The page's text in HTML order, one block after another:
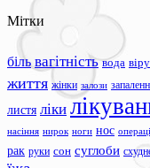
Мітки
біль вагітність вода
життя жінки залози
листя ліки
насіння нирок ноги нос
рак руки сон суглоби